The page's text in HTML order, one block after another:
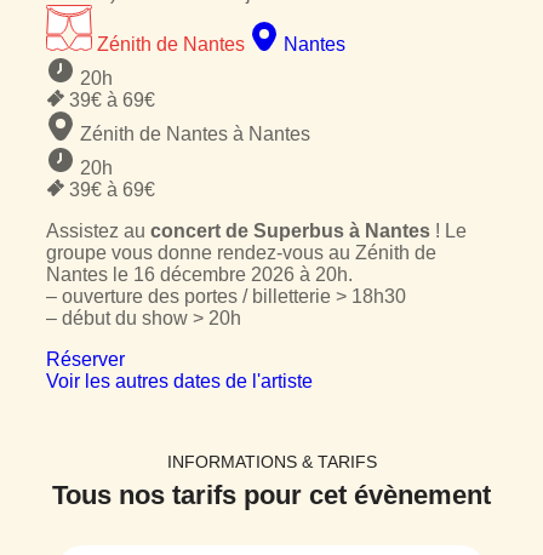
Zénith de Nantes
Nantes
20h
39€ à 69€
Zénith de Nantes à Nantes
20h
39€ à 69€
Assistez au concert de Superbus à Nantes ! Le
groupe vous donne rendez-vous au Zénith de
Nantes le 16 décembre 2026 à 20h.
– ouverture des portes / billetterie > 18h30
– début du show > 20h
Réserver
Voir les autres dates de l'artiste
INFORMATIONS & TARIFS
Tous nos tarifs pour cet évènement